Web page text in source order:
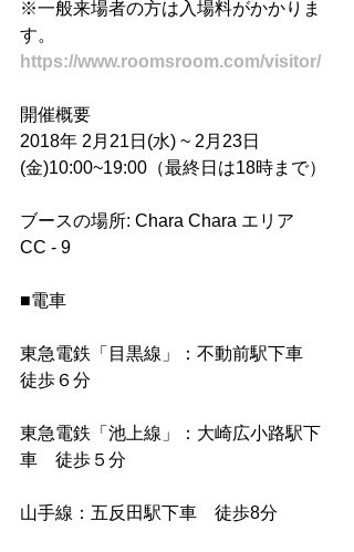
※一般来場者の方は入場料がかかりま
す。
https://www.roomsroom.com/visitor/
開催概要
2018年 2月21日(水) ~ 2月23日
(金)10:00~19:00（最終日は18時まで）
ブースの場所: Chara Chara エリア
CC - 9
■電車
東急電鉄「目黒線」：不動前駅下車
徒歩６分
東急電鉄「池上線」：大崎広小路駅下
車　徒歩５分
山手線：五反田駅下車　徒歩8分